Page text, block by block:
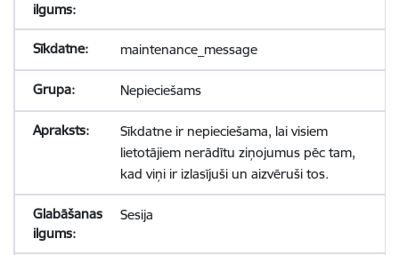
maintenance_message
Nepieciešams
Sīkdatne ir nepieciešama, lai visiem
lietotājiem nerādītu ziņojumus pēc tam,
kad viņi ir izlasījuši un aizvēruši tos.
Sesija